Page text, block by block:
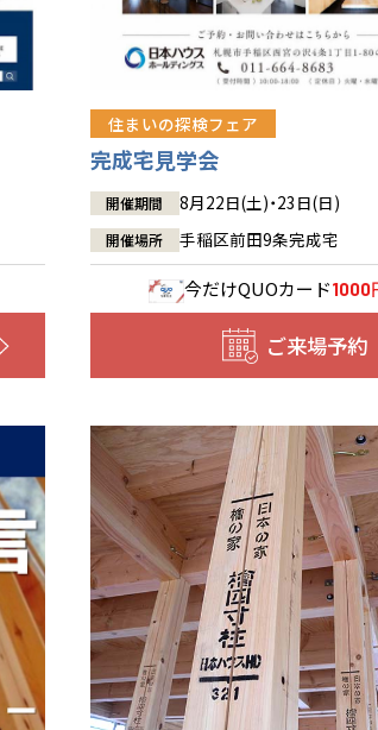
住まいの探検フェア
完成宅見学会
開催期間 8月22日(土)・23日(日)
開催場所 手稲区前田9条完成宅
今だけQUOカード1000
ご来場予約